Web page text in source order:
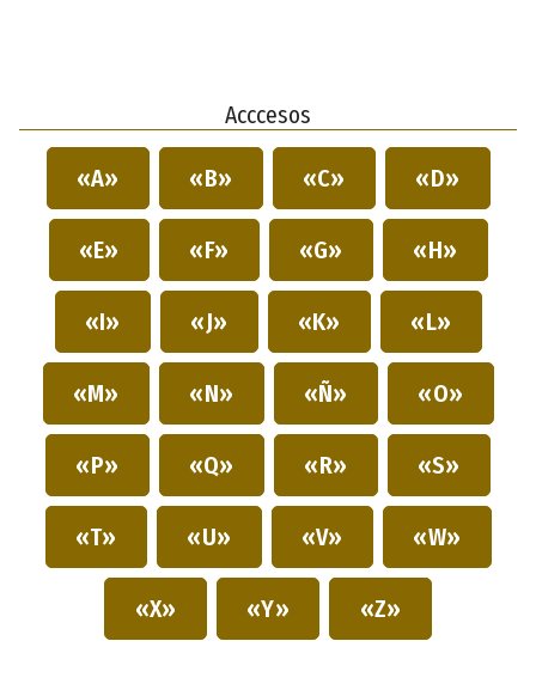
Acccesos
«A» «B» «C» «D»
«E» «F» «G» «H»
«I» «J» «K» «L»
«M» «N» «Ñ» «O»
«P» «Q» «R» «S»
«T» «U» «V» «W»
«X» «Y» «Z»